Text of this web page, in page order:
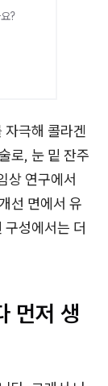
?
자극해 콜라겐
로, 눈 밑 잔주
상 연구에서
선 면에서 유
성에서는 더
먼저 생